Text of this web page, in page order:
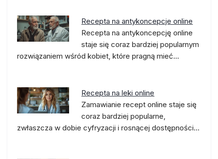
Recepta na antykoncepcje online
Recepta na antykoncepcję online
staje się coraz bardziej popularnym
rozwiązaniem wśród kobiet, które pragną mieć…
Recepta na leki online
Zamawianie recept online staje się
coraz bardziej popularne,
zwłaszcza w dobie cyfryzacji i rosnącej dostępności…